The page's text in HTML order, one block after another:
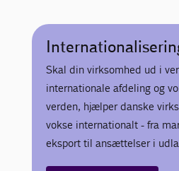
Skal din virksomhed ud i
internationale afdeling og
verden, hjælper danske
vokse internationalt - fra
eksport til ansættelser i